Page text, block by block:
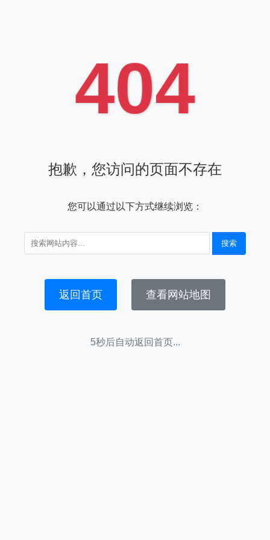
404
抱歉，您访问的页面不存在
您可以通过以下方式继续浏览：
搜索
返回首页 查看网站地图
5秒后自动返回首页...